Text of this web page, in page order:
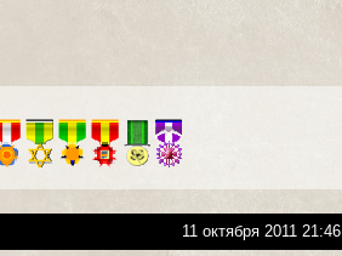
11 октября 2011 21:46